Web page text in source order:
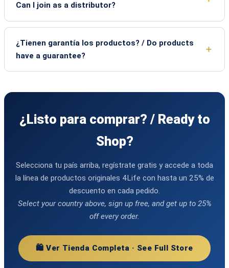
Can I join as a distributor?
¿Tienen garantía los productos? / Do products
have a guarantee?
¿Listo para comprar? / Ready to
Shop?
Selecciona tu país arriba, regístrate gratis y accede a toda
la línea de productos originales 4Life con hasta un 25% de
descuento en cada pedido.
Select your country above, sign up free, and get up to 25%
off every order.
🛍️ Ver Tienda Completa · See Full Store